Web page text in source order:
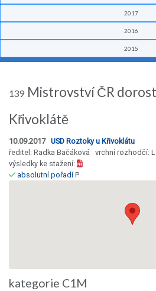
2017
2016
2015
139 Mistrovství ČR
Křivoklátě
10.09.2017 USD Roztoky u Křivoklátu
ředitel: Radka Bačáková vrchní rozhodčí:
výsledky ke stažení:
absolutní pořadíP
kategorie C1M